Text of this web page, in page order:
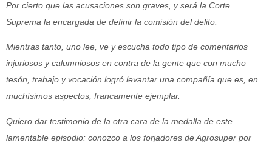
Por cierto que las acusaciones son graves, y será la Corte
Suprema la encargada de definir la comisión del delito.
Mientras tanto, uno lee, ve y escucha todo tipo de comentarios
injuriosos y calumniosos en contra de la gente que con mucho
tesón, trabajo y vocación logró levantar una compañía que es, en
muchísimos aspectos, francamente ejemplar.
Quiero dar testimonio de la otra cara de la medalla de este
lamentable episodio: conozco a los forjadores de Agrosuper por